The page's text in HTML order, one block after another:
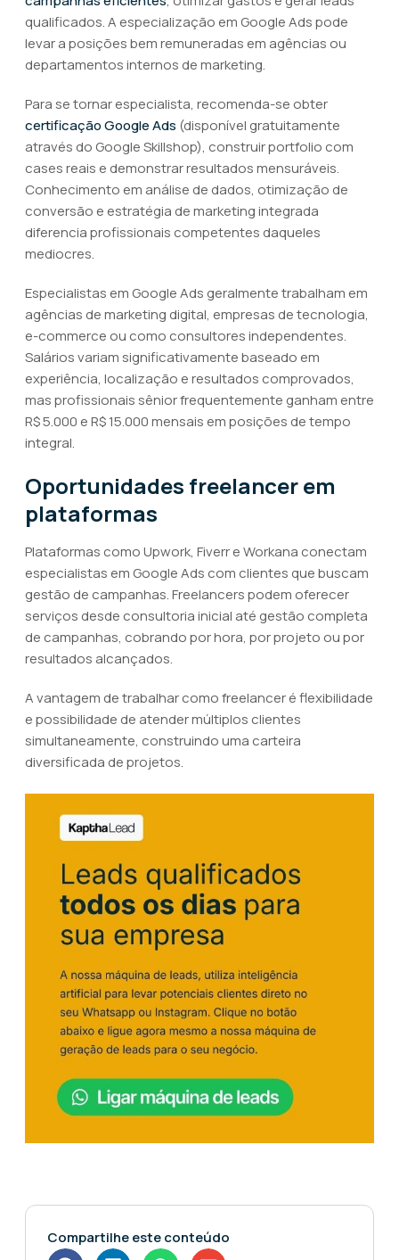
qualificados. A especialização em Google Ads pode
levar a posições bem remuneradas em agências ou
departamentos internos de marketing.
Para se tornar especialista, recomenda-se obter
certificação Google Ads (disponível gratuitamente
através do Google Skillshop), construir portfolio com
cases reais e demonstrar resultados mensuráveis.
Conhecimento em análise de dados, otimização de
conversão e estratégia de marketing integrada
diferencia profissionais competentes daqueles
mediocres.
Especialistas em Google Ads geralmente trabalham em
agências de marketing digital, empresas de tecnologia,
e-commerce ou como consultores independentes.
Salários variam significativamente baseado em
experiência, localização e resultados comprovados,
mas profissionais sênior frequentemente ganham entre
R$ 5.000 e R$ 15.000 mensais em posições de tempo
integral.
Oportunidades freelancer em
plataformas
Plataformas como Upwork, Fiverr e Workana conectam
especialistas em Google Ads com clientes que buscam
gestão de campanhas. Freelancers podem oferecer
serviços desde consultoria inicial até gestão completa
de campanhas, cobrando por hora, por projeto ou por
resultados alcançados.
A vantagem de trabalhar como freelancer é flexibilidade
e possibilidade de atender múltiplos clientes
simultaneamente, construindo uma carteira
diversificada de projetos.
Compartilhe este conteúdo